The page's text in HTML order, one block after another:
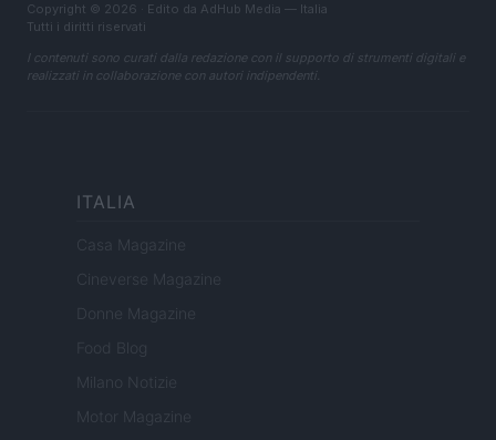
Copyright © 2026 · Edito da AdHub Media — Italia
Tutti i diritti riservati
I contenuti sono curati dalla redazione con il supporto di strumenti digitali e
realizzati in collaborazione con autori indipendenti.
ITALIA
Casa Magazine
Cineverse Magazine
Donne Magazine
Food Blog
Milano Notizie
Motor Magazine